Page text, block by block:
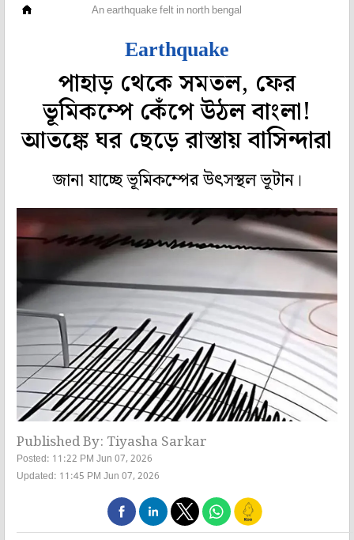
An earthquake felt in north bengal
Earthquake
পাহাড় থেকে সমতল, ফের
ভূমিকম্পে কেঁপে উঠল বাংলা!
আতঙ্কে ঘর ছেড়ে রাস্তায় বাসিন্দারা
জানা যাচ্ছে ভূমিকম্পের উৎসস্থল ভূটান।
Published By: Tiyasha Sarkar
Posted: 11:22 PM Jun 07, 2026
Updated: 11:45 PM Jun 07, 2026